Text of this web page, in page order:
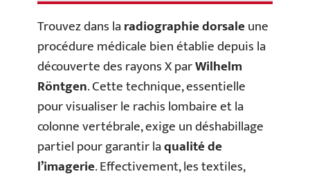
Trouvez dans laradiographie dorsaleune
procédure médicale bien établie depuis la
découverte des rayons X parWilhelm
Röntgen. Cette technique, essentielle
pour visualiser le rachis lombaire et la
colonne vertébrale, exige un déshabillage
partiel pour garantir laqualité de
l’imagerie. Effectivement, les textiles,